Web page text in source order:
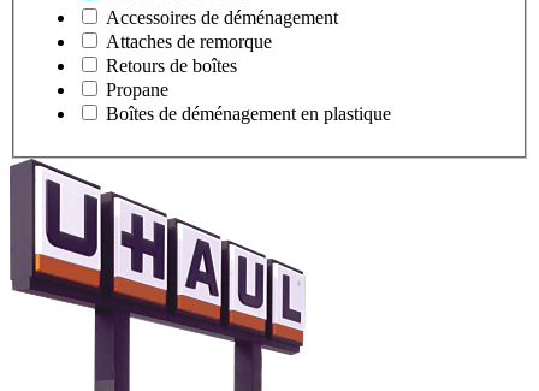
Accessoires de déménagement
Attaches de remorque
Retours de boîtes
Propane
Boîtes de déménagement en plastique